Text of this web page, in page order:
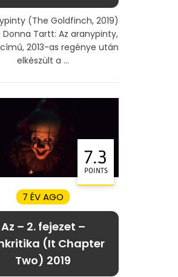
(The Goldfinch, 2019)
Donna Tartt: Az aranypinty,
2013-as regénye után
elkészült a ...
7.3
POINTS
7 ÉV AGO
Az – 2. fejezet –
(It Chapter
Two) 2019